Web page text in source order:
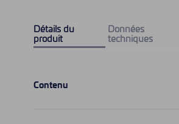
Détails du
produit
Données
techniques
Contenu